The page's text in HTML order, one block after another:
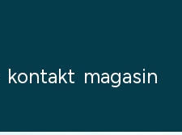
kontakt magasin